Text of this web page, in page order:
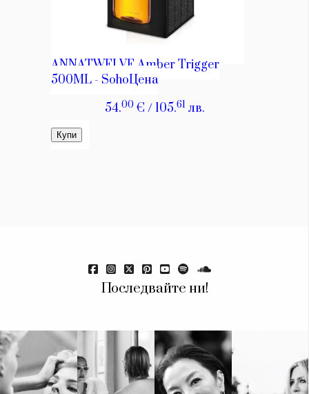
Последвайте ни!
Изкуство
Пътувай
Wellness
Условия за
ползване
За нас
Реклама
Политика за
поверителност
ModerenDom
Ако нашият сайт ви харесва, можете да се абонирате за
седмичния ни нюзлетър тук:
© 2026, HighViewArt | Всички права запазени